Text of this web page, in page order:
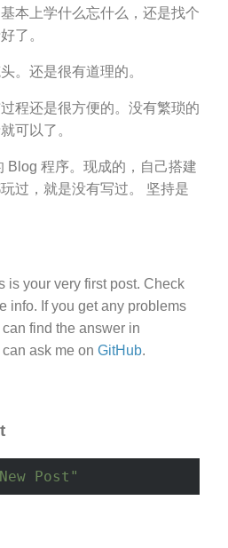
本上学什么忘什么，还是找个
了。
。还是很有道理的。
程还是很方便的。没有繁琐的
可以了。
Blog 程序。现成的，自己搭建
过，就是没有写过。 坚持是
is your very first post. Check
info. If you get any problems
find the answer in
ask me on GitHub.
Post"